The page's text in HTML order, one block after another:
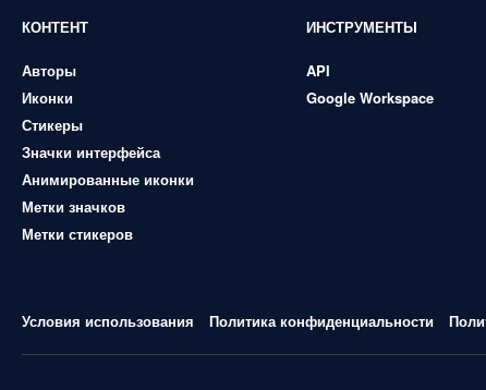
КОНТЕНТ
Авторы
Иконки
Стикеры
Значки интерфейса
Анимированные иконки
Метки значков
Метки стикеров
ИНСТРУМЕНТЫ
API
Google Workspace
Условия использования Политика конфиденциальности